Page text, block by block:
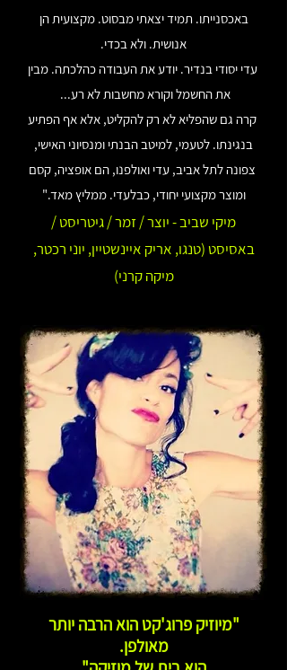
באכסנייתו. תמיד יצאתי מבסוט. מקצועית הן
אנושית. ולא בכדי.
עדי יסודי בנדיר. יודע את העבודה כהלכתה. מבין
את החשמל וקורא מחשבות לא רע...
קרה גם שהפליא לא רק להקליט, אלא אף הפתיע
בנגינתו. לטעמי, למיטב הבנתי ומנסיוני האישי,
צפונה לתל אביב, עדי ואולפנו, הם אופציה, קסם
ומוצר מקצועי יחודי, כבלעדי. ממליץ מאד."
מיקי שביב - יוצר / זמר / גיטריסט /
באסיסט (טנגו, אריק איינשטיין, יוני רכטר,
מיקה קרני)
"מיוזיק פרוג'קט הוא הרבה יותר
מאולפן.